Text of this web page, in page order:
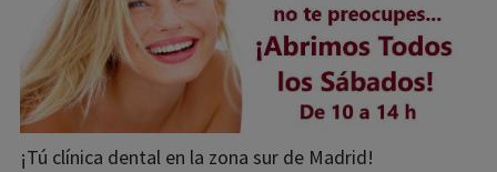
¡Tú clínica dental en la zona sur de Madrid!